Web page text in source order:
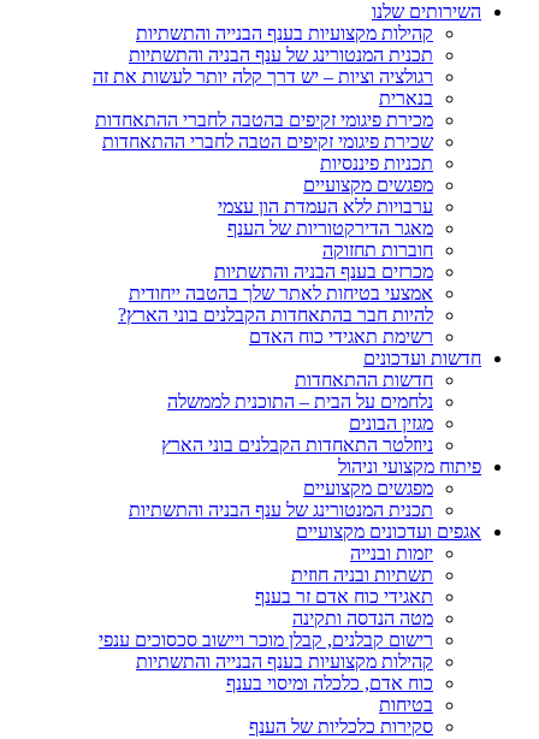
השירותים שלנו
קהילות מקצועיות בענף הבנייה והתשתיות
תכנית המנטורינג של ענף הבניה והתשתיות
רגולציה וציות – יש דרך קלה יותר לעשות את זה
בנארית
מכירת פיגומי זקיפים בהטבה לחברי ההתאחדות
שכירת פיגומי זקיפים הטבה לחברי ההתאחדות
תכניות פיננסיות
מפגשים מקצועיים
ערבויות ללא העמדת הון עצמי
מאגר הדירקטוריות של הענף
חוברות תחזוקה
מכרזים בענף הבניה והתשתיות
אמצעי בטיחות לאתר שלך בהטבה ייחודית
להיות חבר בהתאחדות הקבלנים בוני הארץ?
רשימת תאגידי כוח האדם
חדשות ועדכונים
חדשות ההתאחדות
נלחמים על הבית – התוכנית לממשלה
מגזין הבונים
ניוזלטר התאחדות הקבלנים בוני הארץ
פיתוח מקצועי וניהול
מפגשים מקצועיים
תכנית המנטורינג של ענף הבניה והתשתיות
אגפים ועדכונים מקצועיים
יזמות ובנייה
תשתיות ובניה חוזית
תאגידי כוח אדם זר בענף
מטה הנדסה ותקינה
רישום קבלנים, קבלן מוכר ויישוב סכסוכים ענפי
קהילות מקצועיות בענף הבנייה והתשתיות
כוח אדם, כלכלה ומיסוי בענף
בטיחות
סקירות כלכליות של הענף